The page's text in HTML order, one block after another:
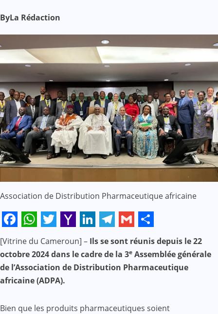
ByLa Rédaction
Association de Distribution Pharmaceutique africaine
Facebook
WhatsApp
Twitter
Yahoo
Mail
LinkedIn
Telegram
Gmail
Share
[Vitrine du Cameroun] – Ils se sont réunis depuis le 22
octobre 2024 dans le cadre de la 3e Assemblée générale
de l’Association de Distribution Pharmaceutique
africaine (ADPA).
Bien que les produits pharmaceutiques soient